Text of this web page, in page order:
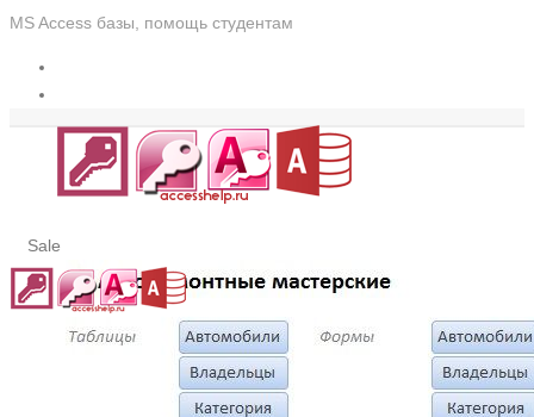
MS Access базы, помощь студентам
Sale